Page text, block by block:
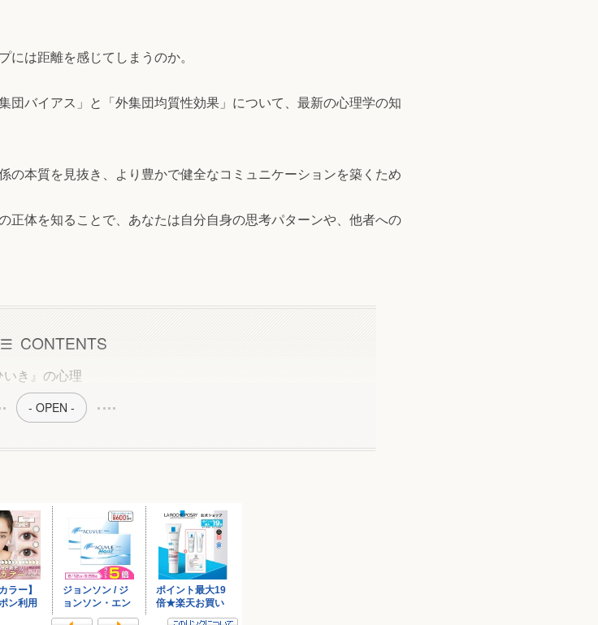
は距離を感じてしまうのか。
団バイアス」と「外集団均質性効果」について、最新の心理学の知
の本質を見抜き、より豊かで健全なコミュニケーションを築くため
正体を知ることで、あなたは自分自身の思考パターンや、他者への
CONTENTS
いき』の心理
- OPEN -